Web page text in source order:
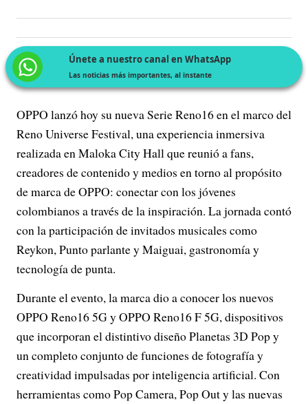
Únete a nuestro canal en WhatsApp
Las noticias más importantes, al instante
OPPO lanzó hoy su nueva Serie Reno16 en el marco del
Reno Universe Festival, una experiencia inmersiva
realizada en Maloka City Hall que reunió a fans,
creadores de contenido y medios en torno al propósito
de marca de OPPO: conectar con los jóvenes
colombianos a través de la inspiración. La jornada contó
con la participación de invitados musicales como
Reykon, Punto parlante y Maiguai, gastronomía y
tecnología de punta.
Durante el evento, la marca dio a conocer los nuevos
OPPO Reno16 5G y OPPO Reno16 F 5G, dispositivos
que incorporan el distintivo diseño Planetas 3D Pop y
un completo conjunto de funciones de fotografía y
creatividad impulsadas por inteligencia artificial. Con
herramientas como Pop Camera, Pop Out y las nuevas